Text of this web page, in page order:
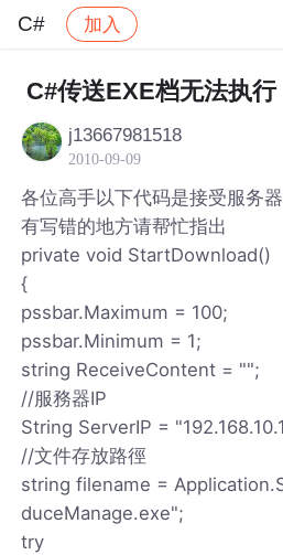
C# 加入
社区 C# 帖子详情
C#传送EXE档无法执行
j13667981518
2010-09-09
各位高手以下代码是接受服务
有写错的地方请帮忙指出
private void StartDownload()
{
pssbar.Maximum = 100;
pssbar.Minimum = 1;
string ReceiveContent = "";
//服務器IP
String ServerIP =
//文件存放路徑
string filename =
duceManage.exe";
try